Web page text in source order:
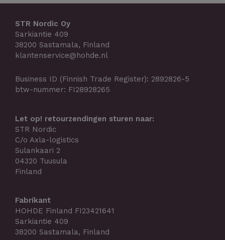
STR Nordic Oy
Sarkiantie 409
38200 Sastamala, Finland
klantenservice@hohde.nl
Business ID (Finnish Trade Register): 2892826-5
btw-nummer: FI28928265
Let op! retourzendingen sturen naar:
STR Nordic
C/o Axla-logistics
Sulankaari 2
04320 Tuusula
Finland
Fabrikant
HOHDE Finland FI23421641
Sarkiantie 409
38200 Sastamala, Finland